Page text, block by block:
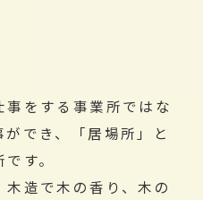
をする事業所ではな
でき、「居場所」と
す。
造で木の香り、木の